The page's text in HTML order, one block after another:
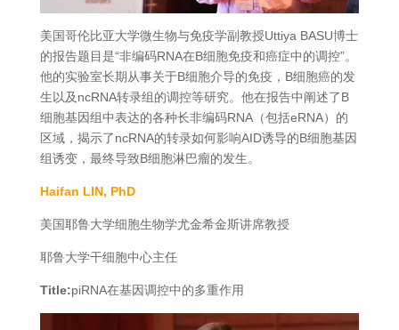
美国哥伦比亚大学微生物与免疫学副教授Uttiya BASU博士
的报告题目是“非编码RNA在B细胞免疫和癌症中的调控”。
他的实验室长期从事关于B细胞介导的免疫，B细胞癌的发
生以及ncRNA转录组的调控等研究。他在报告中阐述了B
细胞基因组中表达的各种长非编码RNA（包括eRNA）的
区域，揭示了ncRNA的转录如何影响AID诱导的B细胞基因
组诱变，最终导致B细胞淋巴瘤的发生。
Haifan LIN, PhD
美国耶鲁大学细胞生物学尤金希金斯讲席教授
耶鲁大学干细胞中心主任
Title:piRNA在基因调控中的多重作用